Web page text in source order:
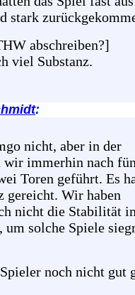
stark
abschreiben?]
viel Substanz.
:
nicht, aber in der
wir immerhin nach
Toren geführt. Es
gereicht. Wir haben
nicht die Stabilität
solche Spiele
noch nicht gut